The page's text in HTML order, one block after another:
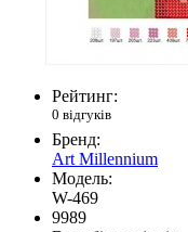
Рейтинг:
0 відгуків
Бренд:
Art Millennium
Модель:
W-469
9989